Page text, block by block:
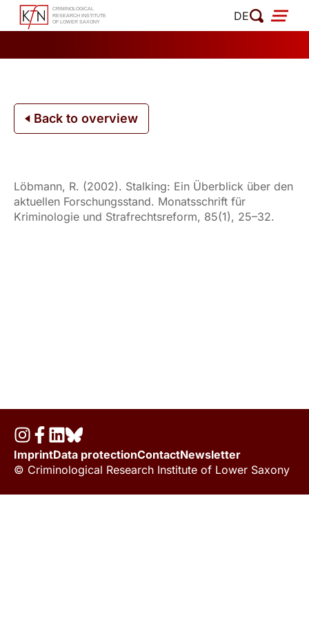
Skip
DE
Back to overview
Löbmann, R. (2002). Stalking: Ein Überblick über den
aktuellen Forschungsstand. Monatsschrift für
Kriminologie und Strafrechtsreform, 85(1), 25–32.
ImprintData protectionContactNewsletter
© Criminological Research Institute of Lower Saxony